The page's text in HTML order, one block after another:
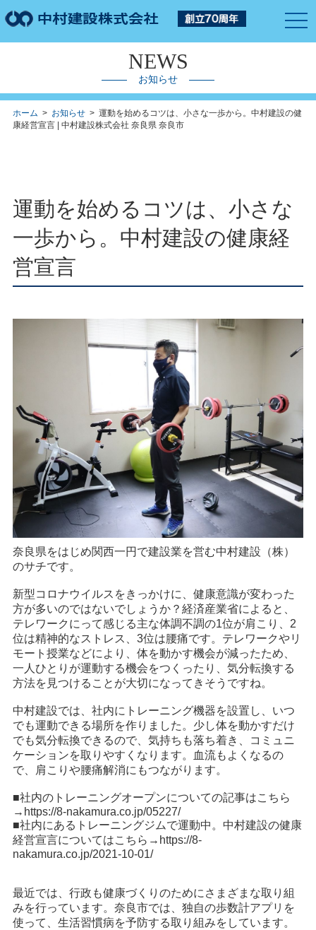
NEWS
お知らせ
ホーム > お知らせ> 運動を始めるコツは、小さな一歩から。中村建設の健
康経営宣言 | 中村建設株式会社 奈良県 奈良市
運動を始めるコツは、小さな
一歩から。中村建設の健康経
営宣言
奈良県をはじめ関西一円で建設業を営む中村建設（株）
のサチです。
新型コロナウイルスをきっかけに、健康意識が変わった
方が多いのではないでしょうか？経済産業省によると、
テレワークにって感じる主な体調不調の1位が肩こり、2
位は精神的なストレス、3位は腰痛です。テレワークやリ
モート授業などにより、体を動かす機会が減ったため、
一人ひとりが運動する機会をつくったり、気分転換する
方法を見つけることが大切になってきそうですね。
中村建設では、社内にトレーニング機器を設置し、いつ
でも運動できる場所を作りました。少し体を動かすだけ
でも気分転換できるので、気持ちも落ち着き、コミュニ
ケーションを取りやすくなります。血流もよくなるの
で、肩こりや腰痛解消にもつながります。
■社内のトレーニングオープンについての記事はこちら
→ https://8-nakamura.co.jp/05227/
■社内にあるトレーニングジムで運動中。中村建設の健康
経営宣言についてはこちら→ https://8-
nakamura.co.jp/2021-10-01/
最近では、行政も健康づくりのためにさまざまな取り組
みを行っています。奈良市では、独自の歩数計アプリを
使って、生活習慣病を予防する取り組みをしています。